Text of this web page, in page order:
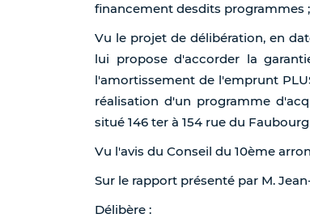
financement desdits programmes ;
Vu le projet de délibération, en
lui propose d'accorder la
l'amortissement de l'emprunt
réalisation d'un programme
situé 146 ter à 154 rue du
Vu l'avis du Conseil du 10ème
Sur le rapport présenté par M.
Délibère :